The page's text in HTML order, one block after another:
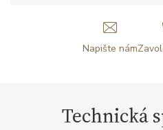
Napište nám
Technická